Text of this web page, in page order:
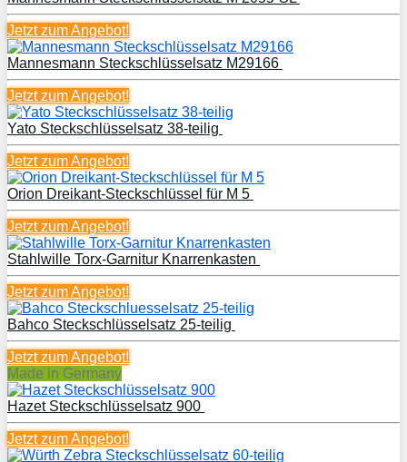
Jetzt zumAngebot!
Mannesmann Steckschlüsselsatz M29166
Jetzt zumAngebot!
Yato Steckschlüsselsatz 38-teilig
Jetzt zumAngebot!
Orion Dreikant-Steckschlüssel für M 5
Jetzt zumAngebot!
Stahlwille Torx-Garnitur Knarrenkasten
Jetzt zumAngebot!
Bahco Steckschlüsselsatz 25-teilig
Jetzt zumAngebot!
Made in Germany
Hazet Steckschlüsselsatz 900
Jetzt zumAngebot!